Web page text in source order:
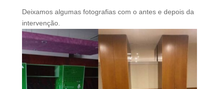
Deixamos algumas fotografias com o antes e depois da
intervenção.